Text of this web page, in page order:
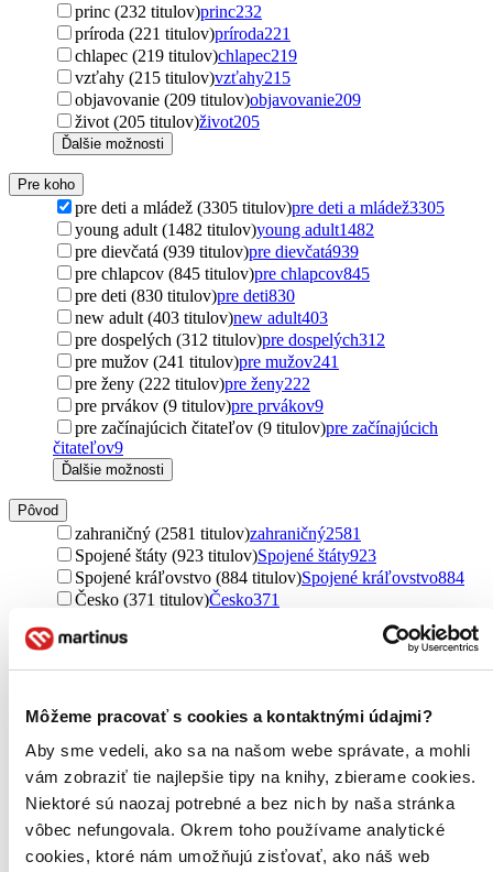
Môžeme pracovať s cookies a kontaktnými údajmi?
Aby sme vedeli, ako sa na našom webe správate, a mohli
vám zobraziť tie najlepšie tipy na knihy, zbierame cookies.
Niektoré sú naozaj potrebné a bez nich by naša stránka
vôbec nefungovala. Okrem toho používame analytické
cookies, ktoré nám umožňujú zisťovať, ako náš web
princ (232 titulov)princ232
príroda (221 titulov)príroda221
chlapec (219 titulov)chlapec219
vzťahy (215 titulov)vzťahy215
objavovanie (209 titulov)objavovanie209
život (205 titulov)život205
Ďalšie možnosti
Pre koho
pre deti a mládež (3305 titulov)pre deti a mládež3305
young adult (1482 titulov)young adult1482
pre dievčatá (939 titulov)pre dievčatá939
pre chlapcov (845 titulov)pre chlapcov845
pre deti (830 titulov)pre deti830
new adult (403 titulov)new adult403
pre dospelých (312 titulov)pre dospelých312
pre mužov (241 titulov)pre mužov241
pre ženy (222 titulov)pre ženy222
pre prvákov (9 titulov)pre prvákov9
pre začínajúcich čitateľov (9 titulov)pre začínajúcich
čitateľov9
Ďalšie možnosti
Pôvod
zahraničný (2581 titulov)zahraničný2581
Spojené štáty (923 titulov)Spojené štáty923
Spojené kráľovstvo (884 titulov)Spojené kráľovstvo884
Česko (371 titulov)Česko371
Nemecko (141 titulov)
Austrália (139 titulov)Austrália139
Poľsko (65 titulov) Poľsko65
Slovensko (41 titulov)
Kanada (40 titulov) Kanada40
severský (29 titulov)severský29
Ukrajina (24 titulov)Ukrajina24
Japonsko (21 titulov)
Japonsko
Nórsko (16 titulov) Nórsko16
Južná Kórea (15 titulov)Južná Kórea 15